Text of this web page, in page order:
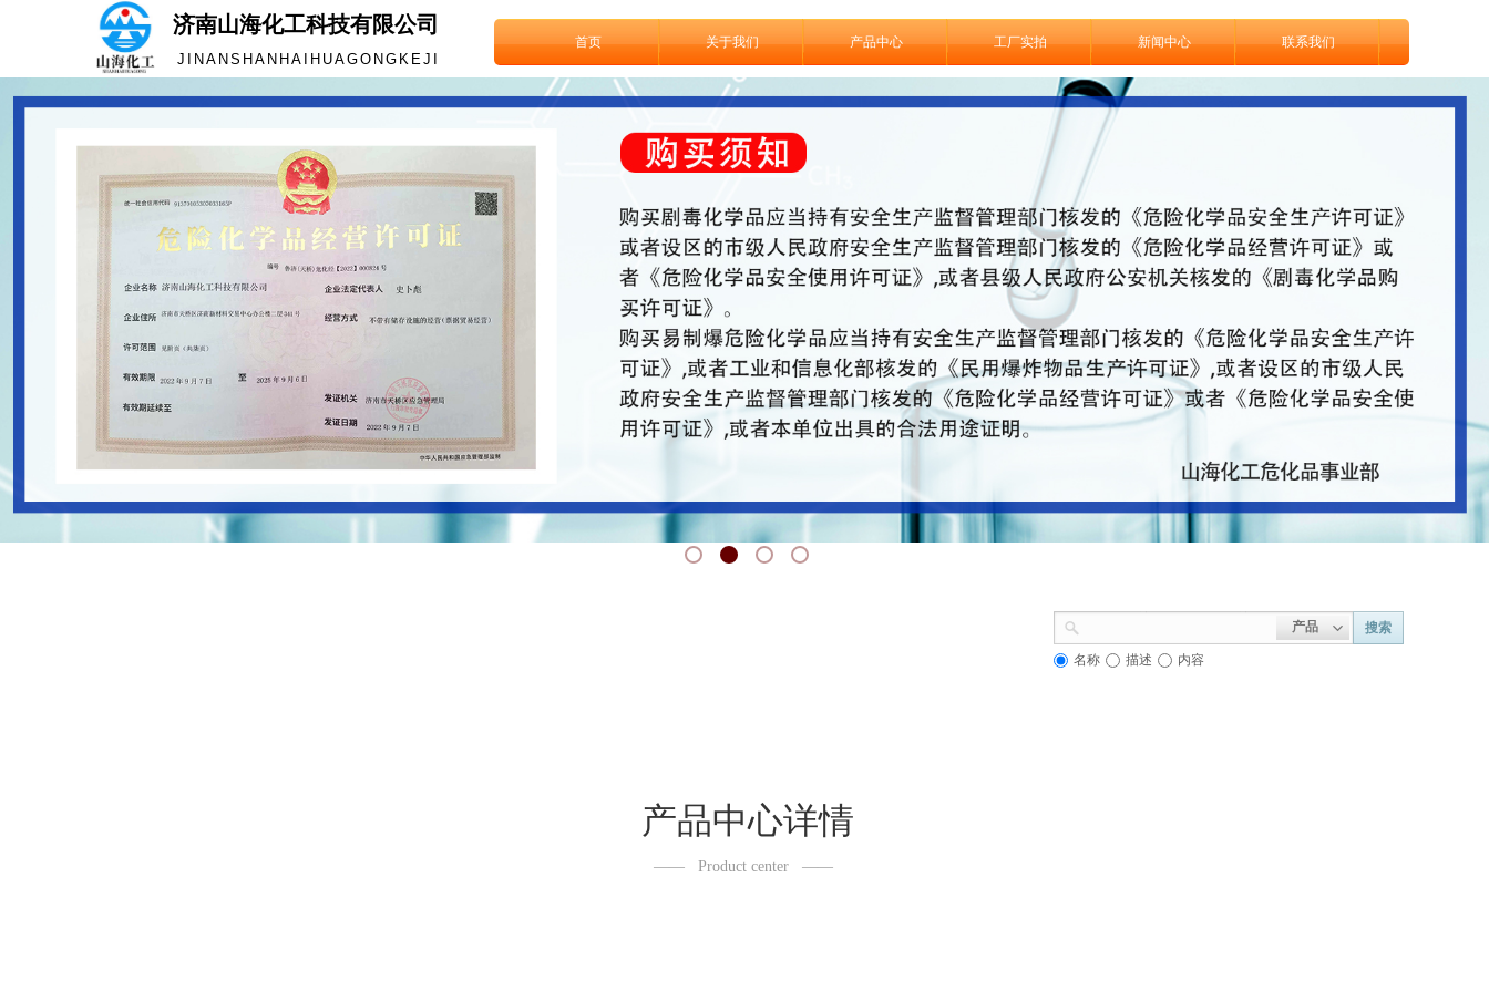
济南山海化工科技有限公司
首页 关于我们 产品中心 工厂实拍 新闻中心 联系我们
JINANSHANHAIHUAGONGKEJI
产品 搜索
名称 描述 内容
产品中心详情
—— Product center ——